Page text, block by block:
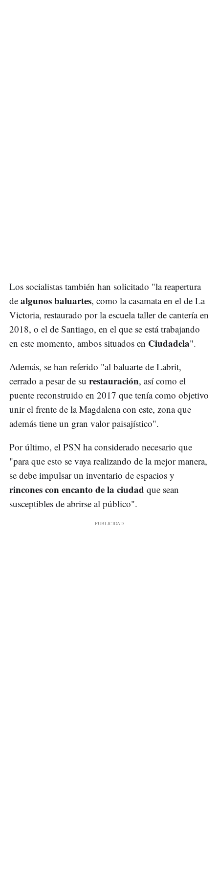
Los socialistas también han solicitado "la reapertura
de algunos baluartes, como la casamata en el de La
Victoria, restaurado por la escuela taller de cantería en
2018, o el de Santiago, en el que se está trabajando
en este momento, ambos situados en Ciudadela".
Además, se han referido "al baluarte de Labrit,
cerrado a pesar de su restauración, así como el
puente reconstruido en 2017 que tenía como objetivo
unir el frente de la Magdalena con este, zona que
además tiene un gran valor paisajístico".
Por último, el PSN ha considerado necesario que
"para que esto se vaya realizando de la mejor manera,
se debe impulsar un inventario de espacios y
rincones con encanto de la ciudad que sean
susceptibles de abrirse al público".